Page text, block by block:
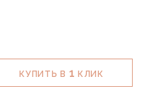
КУПИТЬ В 1 КЛИК